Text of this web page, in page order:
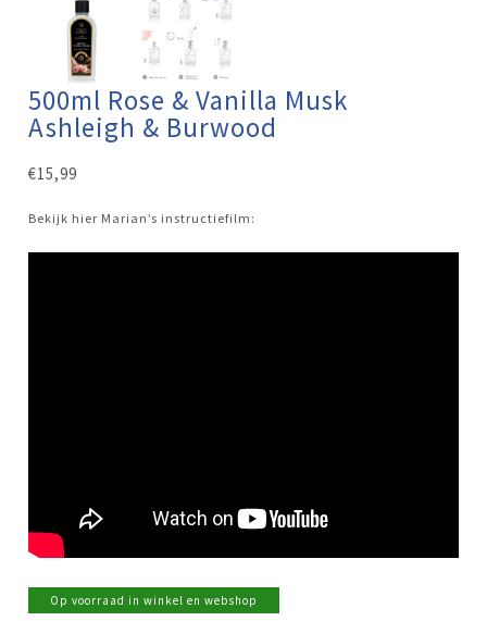
500ml Rose & Vanilla Musk
Ashleigh & Burwood
€15,99
Bekijk hier Marian’s instructiefilm:
Op voorraad in winkel en webshop